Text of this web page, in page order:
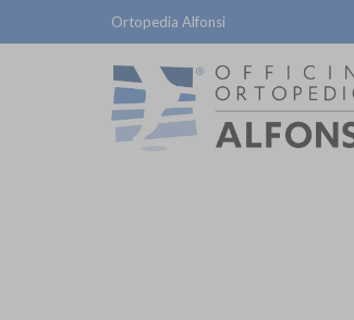
Ortopedia Alfonsi